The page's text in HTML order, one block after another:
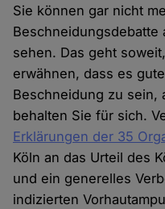
Sie können gar nicht
Beschneidungsdebatte
sehen. Das geht
erwähnen, dass es
Beschneidung zu sein,
behalten Sie für sich.
Erklärungen der 35
Köln an das Urteil des
und ein generelles
indizierten